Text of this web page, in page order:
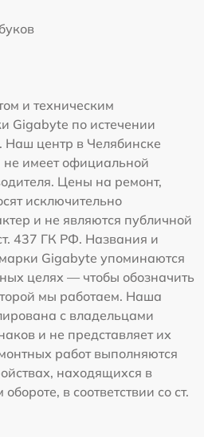
и техническим
Gigabyte по истечении
Наш центр в Челябинске
не имеет официальной
Цены на ремонт,
исключительно
и не являются публичной
437 ГК РФ. Названия и
Gigabyte упоминаются
целях — чтобы обозначить
мы работаем. Наша
с владельцами
и не представляет их
работ выполняются
находящихся в
в соответствии со ст.